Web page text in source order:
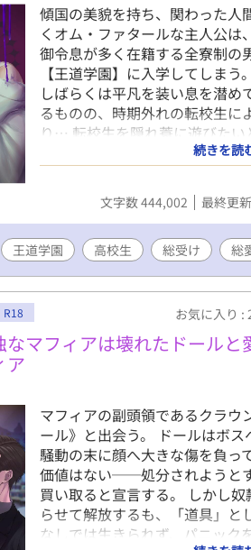
がまた俺にちょっかいを出し始
に関する秘密も重なってしま
イだろ、これ……。 ※はR18
https://
非無料登録をどうぞ。新作や書
タイムでの作品についてよく呟
傾国の美貌を持ち、関わった人
くオム・ファタールな主人公は
御令息が多く在籍する全寮制の
【王道学園】に入学してしまう
しばらくは平凡を装い息を潜め
るものの、時期外れの転校生に
り… 転校生を隠れ蓑に遊びた
突き進み、人を魅了し、時には
過去を精算させたり、自分の過
自分も救っていく話
作品の為更新は不定期カメ更
ーハイスペック小悪魔美少年(な
り)が受け固定です。 攻めは私
の凄くキャラが偏ってます。
義キャラが多数います。 貞操
で固定CPしか受け付けない方
す。
続きを読
文字数 444,002 最終更
王道学園 高校生 総受け 総
R18 お気に入り :
なマフィアは壊れたドール
ア
マフィアの副頭領であるクラウ
ール》と出会う。 ドールはボス
騒動の末に顔へ大きな傷を負っ
価値はない──処分されようと
買い取ると宣言する。 しかし
らせて解放するも、「道具」と
なしでは生きられず、パニック